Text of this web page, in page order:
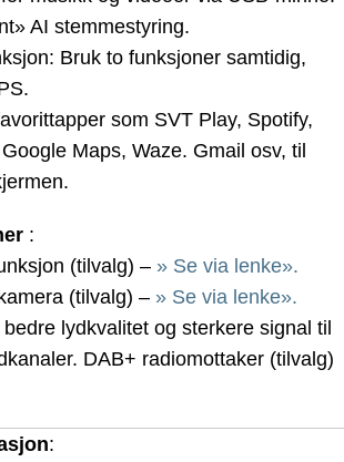
AI stemmestyring.
Bruk to funksjoner samtidig,
som SVT Play, Spotify,
Maps, Waze. Gmail osv, til
:
(tilvalg) – » Se via lenke».
(tilvalg) – » Se via lenke».
lydkvalitet og sterkere signal til
DAB+ radiomottaker (tilvalg)
: